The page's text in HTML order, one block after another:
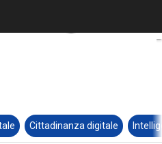
Cittadinanza digitale